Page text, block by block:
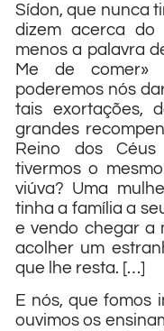
Sídon, que nunca
dizem acerca
menos a palavra
Me de comer»
poderemos nós
tais exortações,
grandes
Reino dos
tivermos o
viúva? Uma
tinha a família a
e vendo chegar a
acolher um
que lhe resta. […]
E nós, que fomos
ouvimos os